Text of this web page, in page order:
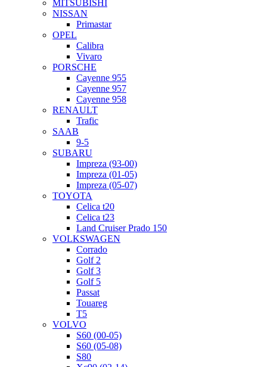
MITSUBISHI
NISSAN
Primastar
OPEL
Calibra
Vivaro
PORSCHE
Cayenne 955
Cayenne 957
Cayenne 958
RENAULT
Trafic
SAAB
9-5
SUBARU
Impreza (93-00)
Impreza (01-05)
Impreza (05-07)
TOYOTA
Celica t20
Celica t23
Land Cruiser Prado 150
VOLKSWAGEN
Corrado
Golf 2
Golf 3
Golf 5
Passat
Touareg
T5
VOLVO
S60 (00-05)
S60 (05-08)
S80